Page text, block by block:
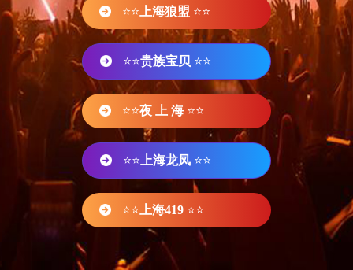
⭐⭐ 上海狼盟 ⭐⭐
⭐⭐贵族宝贝 ⭐⭐
⭐⭐夜 上 海 ⭐⭐
⭐⭐ 上海龙凤 ⭐⭐
⭐⭐ 上海419 ⭐⭐